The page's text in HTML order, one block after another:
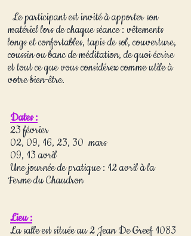
Le participant est invité à apporter son
matériel lors de chaque séance : vêtements
longs et confortables, tapis de sol, couverture,
coussin ou banc de méditation, de quoi écrire
et tout ce que vous considérez comme utile à
votre bien-être.
Dates :
23 février
02, 09, 16, 23, 30 mars
09, 13 avril
Une journée de pratique : 12 avril à la
Ferme du Chaudron
Lieu :
La salle est située au 2 Jean De Greef 1083